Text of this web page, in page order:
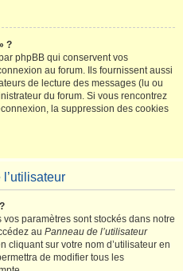
?
phpBB qui conservent vos
au forum. Ils fournissent aussi
de lecture des messages (lu ou
du forum. Si vous rencontrez
la suppression des cookies
paramètres sont stockés dans notre
au Panneau de l’utilisateur
cliquant sur votre nom d’utilisateur en
de modifier tous les